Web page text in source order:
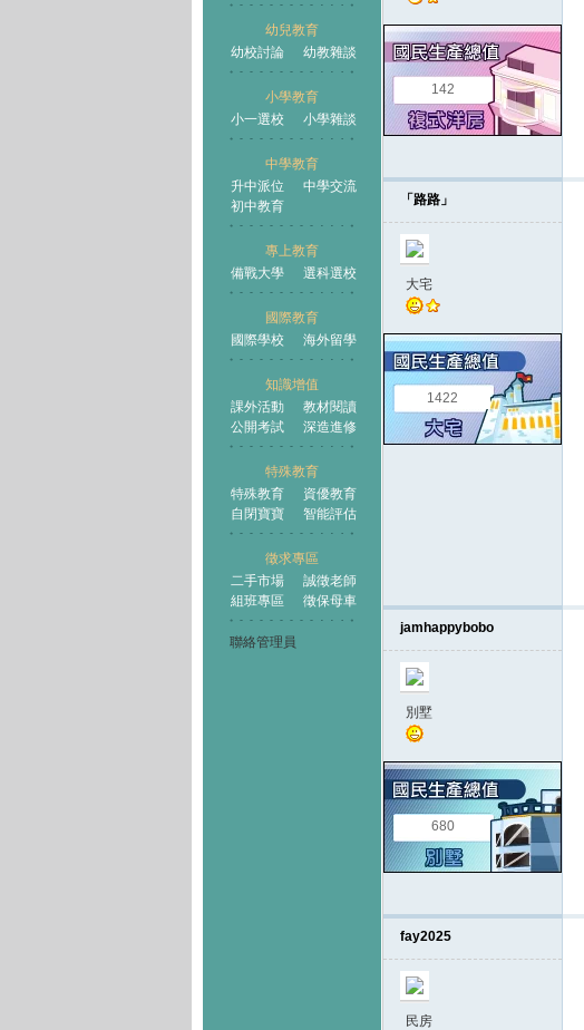
幼兒教育
幼校討論
幼教雜談
小學教育
小一選校
小學雜談
中學教育
升中派位
中學交流
初中教育
專上教育
備戰大學
選科選校
國際教育
國際學校
海外留學
知識增值
課外活動
教材閱讀
公開考試
深造進修
特殊教育
特殊教育
資優教育
自閉寶寶
智能評估
徵求專區
二手市場
誠徵老師
組班專區
徵保母車
聯絡管理員
王國
142
「路路」
大宅
1422
jamhappybobo
別墅
680
fay2025
民房